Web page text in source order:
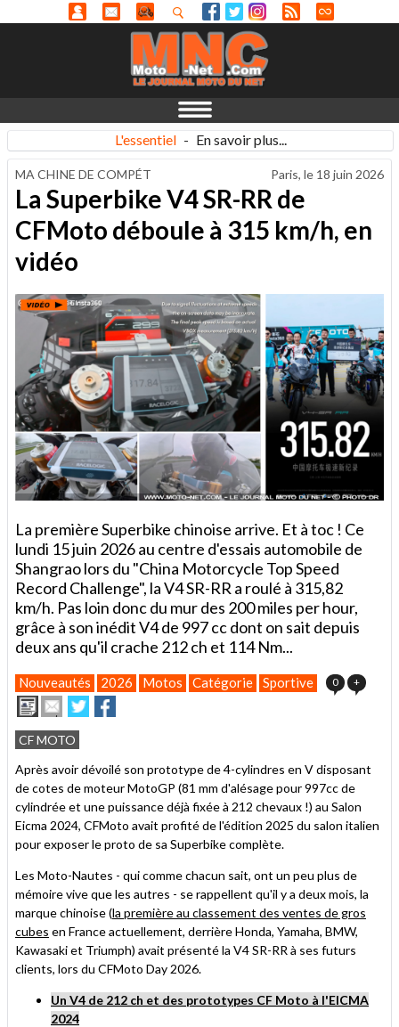
L'essentiel - En savoir plus...
MA CHINE DE COMPÉT Paris, le 18 juin 2026
La Superbike V4 SR-RR de
CFMoto déboule à 315 km/h, en
vidéo
La première Superbike chinoise arrive. Et à toc ! Ce
lundi 15 juin 2026 au centre d'essais automobile de
Shangrao lors du "China Motorcycle Top Speed
Record Challenge", la V4 SR-RR a roulé à 315,82
km/h. Pas loin donc du mur des 200 miles per hour,
grâce à son inédit V4 de 997 cc dont on sait depuis
deux ans qu'il crache 212 ch et 114 Nm...
Nouveautés 2026 Motos Catégorie Sportive 0 +
ImprimerEnvoyer
cet
article
à
ami
Partager
sur
Twitter
sur
CF MOTO
Après avoir dévoilé son prototype de 4-cylindres en V disposant
de cotes de moteur MotoGP (81 mm d'alésage pour 997cc de
cylindrée et une puissance déjà fixée à 212 chevaux !) au Salon
Eicma 2024, CFMoto avait profité de l'édition 2025 du salon italien
pour exposer le proto de sa Superbike complète.
Les Moto-Nautes - qui comme chacun sait, ont un peu plus de
mémoire vive que les autres - se rappellent qu'il y a deux mois, la
marque chinoise (la première au classement des ventes de gros
cubes en France actuellement, derrière Honda, Yamaha, BMW,
Kawasaki et Triumph) avait présenté la V4 SR-RR à ses futurs
clients, lors du CFMoto Day 2026.
Un V4 de 212 ch et des prototypes CF Moto à l'EICMA
2024